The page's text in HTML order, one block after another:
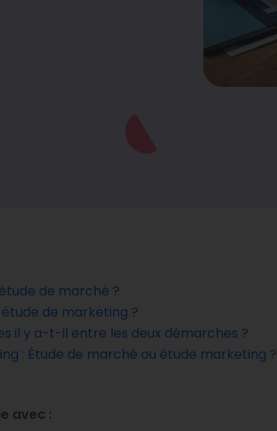
de marché ?
étude de marketing ?
il y a-t-il entre les deux démarches ?
: Étude de marché ou étude marketing ?
avec :